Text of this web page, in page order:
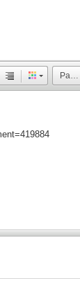
Размер